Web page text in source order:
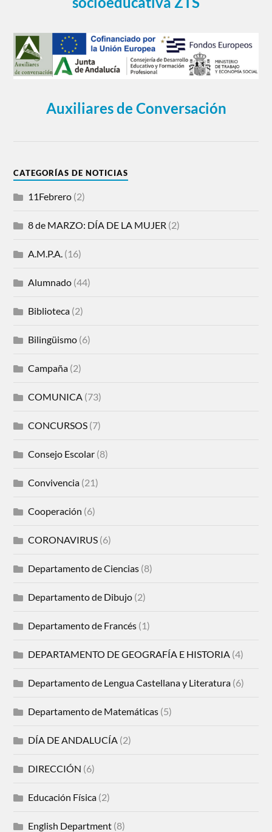
Auxiliares de Conversación
CATEGORÍAS DE NOTICIAS
11Febrero (2)
8 de MARZO: DÍA DE LA MUJER (2)
A.M.P.A. (16)
Alumnado (44)
Biblioteca (2)
Bilingüismo (6)
Campaña (2)
COMUNICA (73)
CONCURSOS (7)
Consejo Escolar (8)
Convivencia (21)
Cooperación (6)
CORONAVIRUS (6)
Departamento de Ciencias (8)
Departamento de Dibujo (2)
Departamento de Francés (1)
DEPARTAMENTO DE GEOGRAFÍA E HISTORIA (4)
Departamento de Lengua Castellana y Literatura (6)
Departamento de Matemáticas (5)
DÍA DE ANDALUCÍA (2)
DIRECCIÓN (6)
Educación Física (2)
English Department (8)